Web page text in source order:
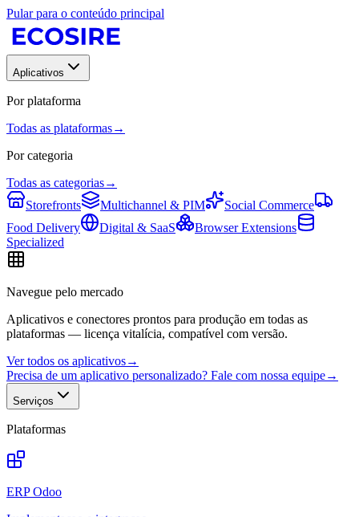
Pular para o conteúdo principal
Aplicativos
Por plataforma
Todas as plataformas→
Por categoria
Todas as categorias→
Storefronts
Multichannel & PIM
Social Commerce
Food Delivery
Digital & SaaS
Browser Extensions
Specialized
Navegue pelo mercado
Aplicativos e conectores prontos para produção em todas as
plataformas — licença vitalícia, compatível com versão.
Ver todos os aplicativos→
Precisa de um aplicativo personalizado? Fale com nossa equipe→
Serviços
Plataformas
ERP Odoo